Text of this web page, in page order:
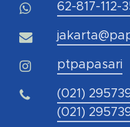
62-817-112-
ptpapasari
(021)
(021)